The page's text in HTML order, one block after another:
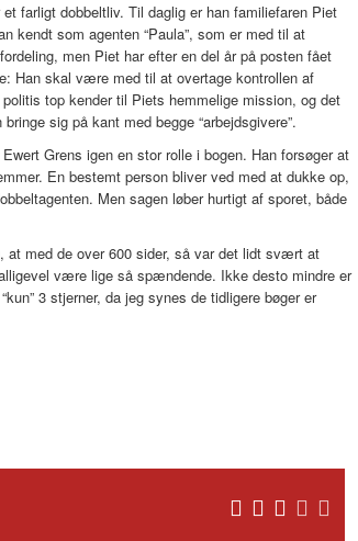
farligt dobbeltliv. Til daglig er han familiefaren Piet
kendt som agenten “Paula”, som er med til at
men Piet har efter en del år på posten fået
Han skal være med til at overtage kontrollen af
top kender til Piets hemmelige mission, og det
sig på kant med begge “arbejdsgivere”.
Grens igen en stor rolle i bogen. Han forsøger at
En bestemt person bliver ved med at dukke op,
Men sagen løber hurtigt af sporet, både
at med de over 600 sider, så var det lidt svært at
være lige så spændende. Ikke desto mindre er
3 stjerner, da jeg synes de tidligere bøger er